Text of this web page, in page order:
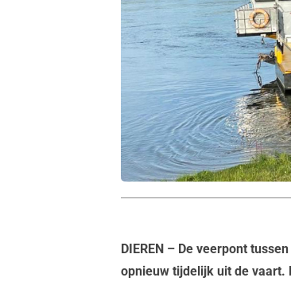
DIEREN – De veerpont
opnieuw tijdelijk uit de vaart.